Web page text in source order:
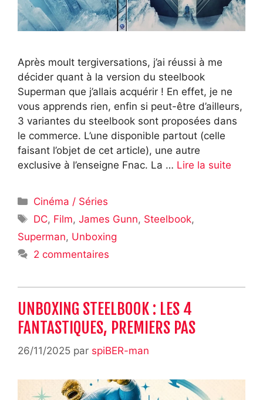
Après moult tergiversations, j’ai réussi à me
décider quant à la version du steelbook
Superman que j’allais acquérir ! En effet, je ne
vous apprends rien, enfin si peut-être d’ailleurs,
3 variantes du steelbook sont proposées dans
le commerce. L’une disponible partout (celle
faisant l’objet de cet article), une autre
exclusive à l’enseigne Fnac. La … Lire la suite
Catégories
Cinéma / Séries
Étiquettes
DC, Film,James Gunn, Steelbook,
Superman, Unboxing
2 commentaires
UNBOXING STEELBOOK : LES 4
FANTASTIQUES, PREMIERS PAS
26/11/2025 par spiBER-man